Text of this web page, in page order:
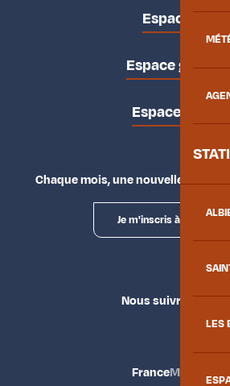
LES
Espace pro
Espace
Espace presse
Chaque mois, une nouvelle façon
Je m'inscris à la
Nous suivre
FranceMaurienne